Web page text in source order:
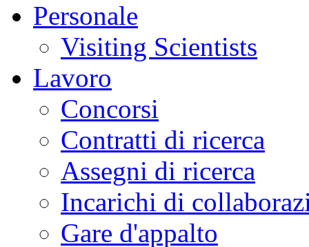
Personale
Visiting Scientists
Lavoro
Concorsi
Contratti di ricerca
Assegni di ricerca
Incarichi di
Gare d'appalto